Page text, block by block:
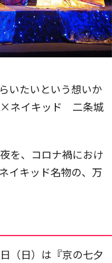
いたいという想いか
×ネイキッド 二条城
を、コロナ禍におけ
イキッド名物の、万
（日）は『京の七夕